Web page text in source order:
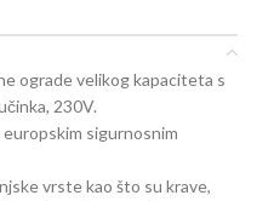
ograde velikog kapaciteta s
230V.
sigurnosnim
vrste kao što su krave,